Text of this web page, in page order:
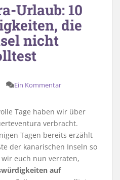
Urlaub: 10
die
nicht
Ein Kommentar
Tage haben wir über
verbracht.
Tagen bereits erzählt
der kanarischen Inseln so
euch nun verraten,
auf